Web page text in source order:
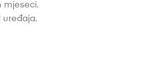
mjeseci.
uređaja.